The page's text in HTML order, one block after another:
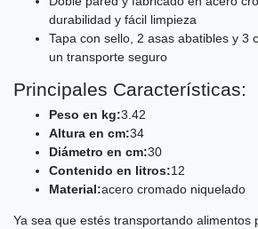
durabilidad y fácil limpieza
Tapa con sello, 2 asas abatibles y 3
un transporte seguro
Principales Características:
Peso en kg:3.42
Altura en cm:34
Diámetro en cm:30
Contenido en litros:12
Material:acero cromado niquelado
Ya sea que estés transportando alimentos